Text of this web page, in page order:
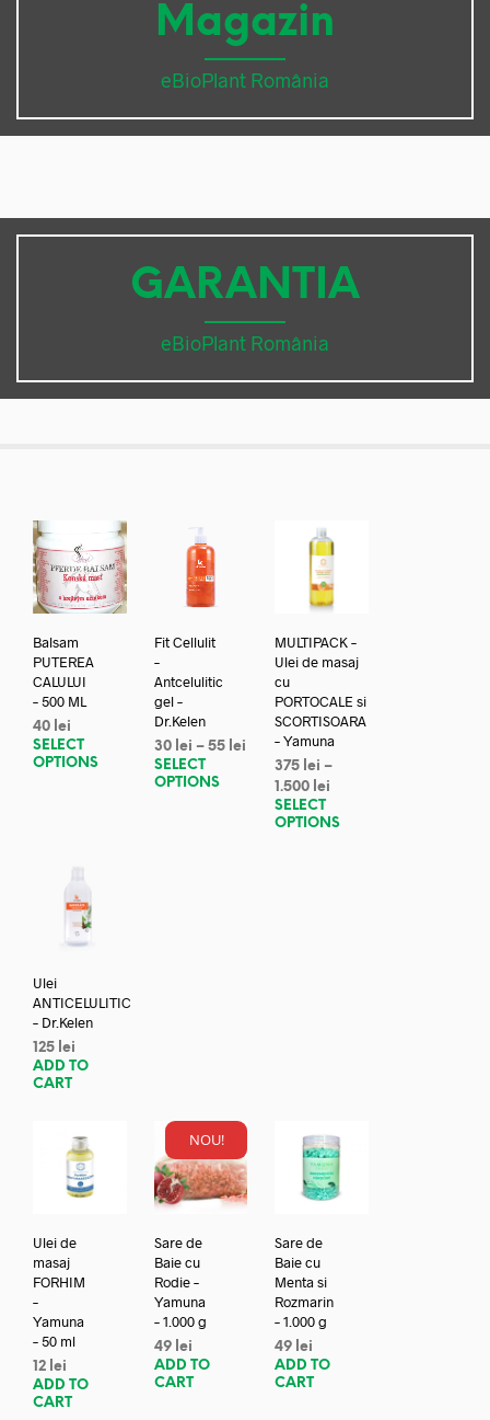
Magazin
eBioPlant România
GARANTIA
eBioPlant România
Balsam
PUTEREA
CALULUI
– 500 ML
40 lei
SELECT
OPTIONS
Fit Cellulit
–
Antcelulitic
gel –
Dr.Kelen
30 lei – 55 lei
SELECT
OPTIONS
MULTIPACK –
Ulei de masaj
cu
PORTOCALE si
SCORTISOARA
– Yamuna
375 lei –
1.500 lei
SELECT
OPTIONS
Ulei
ANTICELULITIC
– Dr.Kelen
125 lei
ADD TO
CART
Ulei de
masaj
FORHIM
–
Yamuna
– 50 ml
12 lei
ADD TO
CART
NOU!
Sare de
Baie cu
Rodie –
Yamuna
– 1.000 g
49 lei
ADD TO
CART
Sare de
Baie cu
Menta si
Rozmarin
– 1.000 g
49 lei
ADD TO
CART